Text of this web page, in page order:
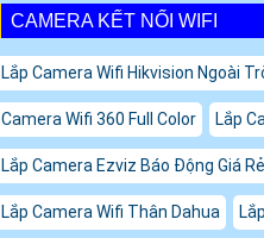
CAMERA KẾT NỐI WIFI
Lắp Camera Wifi Hikvision Ngoài
Camera Wifi 360 Full Color Lắp
Lắp Camera Ezviz Báo Động Giá Rẻ
Lắp Camera Wifi Thân Dahua